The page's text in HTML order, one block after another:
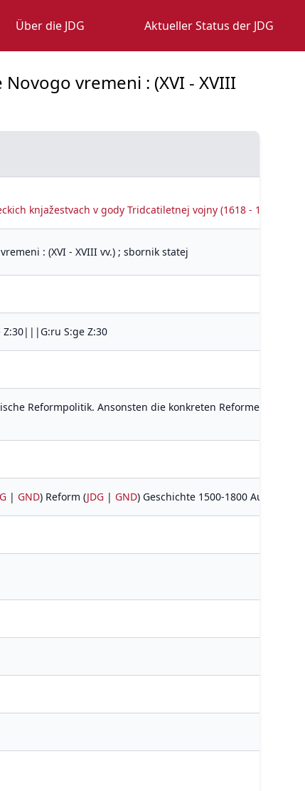
Über die JDG Aktueller Status der JDG
vremeni : (XVI - XVIII
knjažestvach v gody Tridcatiletnej vojny (1618 - 1648) /
: (XVI - XVIII vv.) ; sbornik statej
S:ge Z:30
Reformpolitik. Ansonsten die konkreten Reformen:
| GND) Reform (JDG | GND) Geschichte 1500-1800